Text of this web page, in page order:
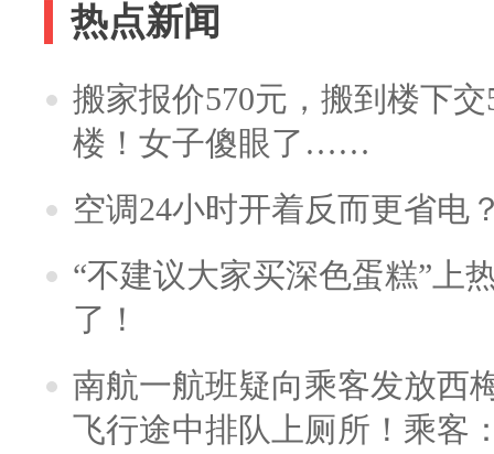
热点新闻
搬家报价570元，搬到楼下
楼！女子傻眼了……
空调24小时开着反而更省电
“不建议大家买深色蛋糕”上
了！
南航一航班疑向乘客发放西
飞行途中排队上厕所！乘客